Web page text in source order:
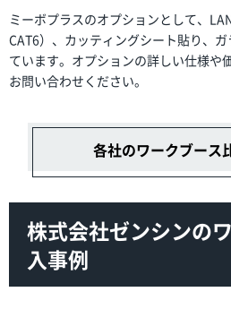
ミーボプラスのオプションとして、
CAT6）、カッティングシート貼り、
ています。オプションの詳しい仕様や
お問い合わせください。
各社のワークブース
株式会社ゼンシンの
入事例